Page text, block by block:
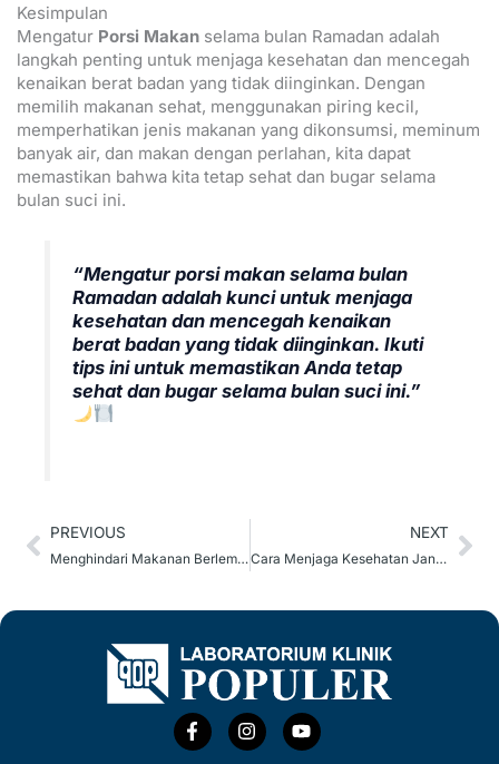
Kesimpulan
Mengatur Porsi Makan selama bulan Ramadan adalah
langkah penting untuk menjaga kesehatan dan mencegah
kenaikan berat badan yang tidak diinginkan. Dengan
memilih makanan sehat, menggunakan piring kecil,
memperhatikan jenis makanan yang dikonsumsi, meminum
banyak air, dan makan dengan perlahan, kita dapat
memastikan bahwa kita tetap sehat dan bugar selama
bulan suci ini.
“Mengatur porsi makan selama bulan
Ramadan adalah kunci untuk menjaga
kesehatan dan mencegah kenaikan
berat badan yang tidak diinginkan. Ikuti
tips ini untuk memastikan Anda tetap
sehat dan bugar selama bulan suci ini.”
Prev
PREVIOUS
Menghindari Makanan Berlemak dan Berat Selama Puasa Ramadan
NEXT
Cara Menjaga Kesehatan Jantung Selama Puasa Ramadan
F
a
c
I
n
s
Y
o
u